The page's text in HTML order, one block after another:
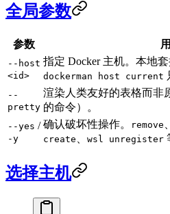
全局参数
参数
--host
<id>
指定 Docker 主机。本地
dockerman host current
--
pretty
渲染人类友好的表格而非
的命令）。
--yes /
-y
确认破坏性操作。 remove
create
wsl unregister
选择主机